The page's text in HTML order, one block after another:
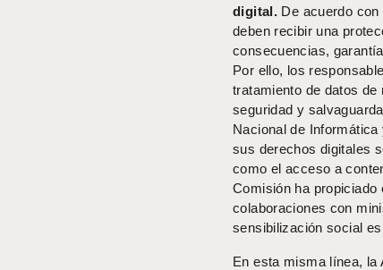
digital. De acuerdo
deben recibir una
consecuencias,
Por ello, los
tratamiento de datos
seguridad y
Nacional de
sus derechos digitales
como el acceso a
Comisión ha
colaboraciones con
sensibilización social
En esta misma línea, la